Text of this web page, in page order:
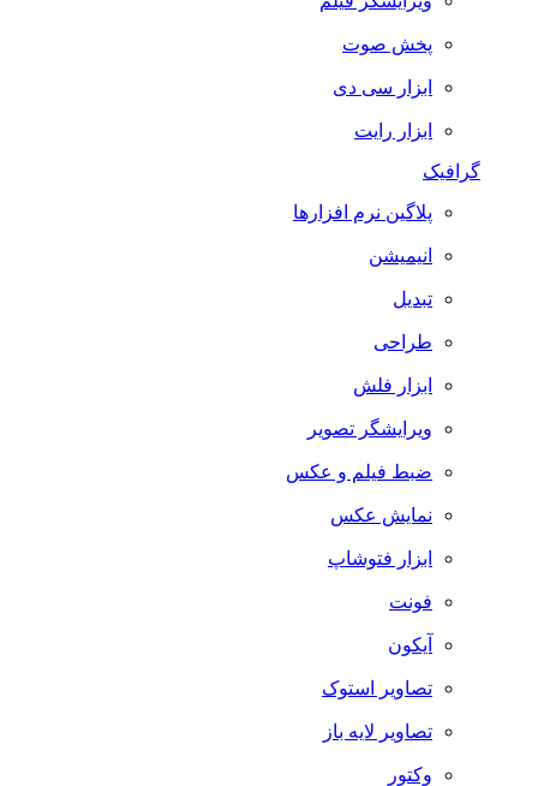
پخش صوت
ابزار سی دی
ابزار رایت
گرافیک
پلاگین نرم افزارها
انیمیشن
تبدیل
طراحی
ابزار فلش
ویرایشگر تصویر
ضبط فيلم و عكس
نمایش عکس
ابزار فتوشاپ
فونت
آیکون
تصاویر استوک
تصاویر لایه باز
وکتور